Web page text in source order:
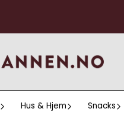
Hus & Hjem Snacks